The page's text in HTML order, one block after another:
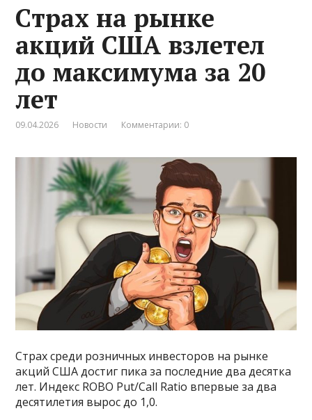
Cтрах на рынке
акций США взлетел
до максимума за 20
лет
09.04.2026 Новости Комментарии: 0
Страх среди розничных инвесторов на рынке
акций США достиг пика за последние два десятка
лет. Индекс ROBO Put/Call Ratio впервые за два
десятилетия вырос до 1,0.